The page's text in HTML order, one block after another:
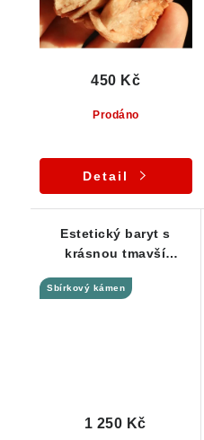
Prodáno
450 Kč
Detail
Estetický baryt s
krásnou tmavší
barvou
Sbírkový kámen
1 250 Kč